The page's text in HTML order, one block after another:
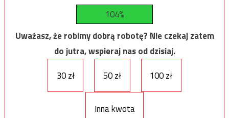
104%
Uważasz, że robimy dobrą robotę? Nie czekaj zatem
do jutra, wspieraj nas od dzisiaj.
30 zł
50 zł 100 zł
Inna kwota